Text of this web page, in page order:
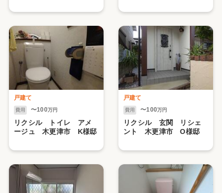
戸建て
費用 〜100万円
リクシル トイレ アメ
ージュ 木更津市 K様邸
戸建て
費用 〜100万円
リクシル 玄関 リシェ
ント 木更津市 О様邸